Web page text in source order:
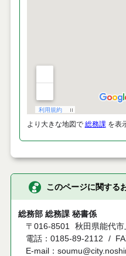
より大きな地図で 総務課 を表
このページに関する
総務部 総務課 秘書係
〒016-8501
秋田県能代
電話：0185-89-2112
E-mail：